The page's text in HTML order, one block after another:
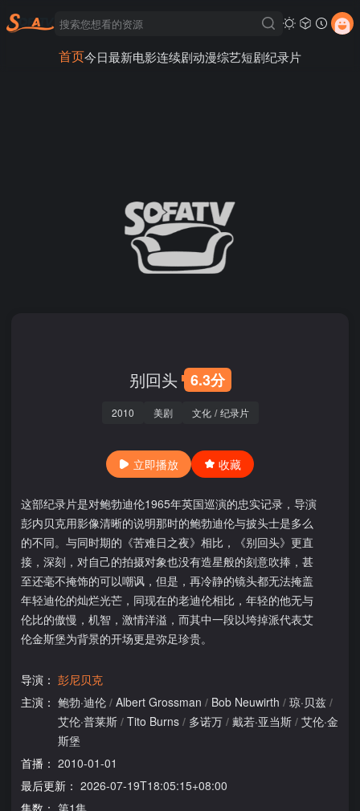
首页今日最新电影连续剧动漫综艺短剧纪录片
别回头 6.3分
2010 美剧 文化 / 纪录片
立即播放 收藏
这部纪录片是对鲍勃迪伦1965年英国巡演的忠实记录，导演
彭内贝克用影像清晰的说明那时的鲍勃迪伦与披头士是多么
的不同。与同时期的《苦难日之夜》相比，《别回头》更直
接，深刻，对自己的拍摄对象也没有造星般的刻意吹捧，甚
至还毫不掩饰的可以嘲讽，但是，再冷静的镜头都无法掩盖
年轻迪伦的灿烂光芒，同现在的老迪伦相比，年轻的他无与
伦比的傲慢，机智，激情洋溢，而其中一段以垮掉派代表艾
伦金斯堡为背景的开场更是弥足珍贵。
导演： 彭尼贝克
主演： 鲍勃·迪伦 / Albert Grossman / Bob Neuwirth / 琼·贝兹 /
艾伦·普莱斯 / Tito Burns / 多诺万 / 戴若·亚当斯 / 艾伦·金
斯堡
首播： 2010-01-01
最后更新： 2026-07-19T18:05:15+08:00
集数： 第1集